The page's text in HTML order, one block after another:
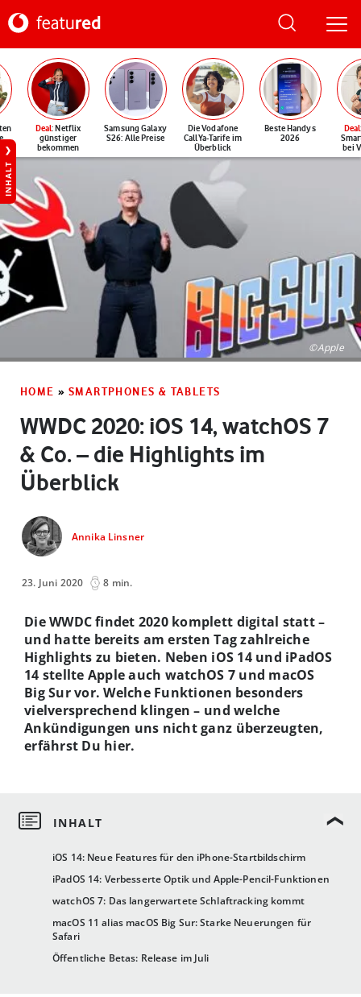
Deal: Netflix
günstiger
bekommen
Samsung Galaxy
S26: Alle Preise
Die Vodafone
CallYa-Tarife im
Überblick
Beste Handys
2026
Deal
bei
INHALT
©Apple
HOME » SMARTPHONES & TABLETS
WWDC 2020: iOS 14, watchOS 7
& Co. – die Highlights im
Überblick
Annika Linsner
23. Juni 2020 8 min.
iOS 14: Neue Features für den iPhone-Startbildschirm
iPadOS 14: Verbesserte Optik und Apple-Pencil-Funktionen
watchOS 7: Das langerwartete Schlaftracking kommt
macOS 11 alias macOS Big Sur: Starke Neuerungen für
Safari
Öffentliche Betas: Release im Juli
Die WWDC findet 2020 komplett digital statt –
und hatte bereits am ersten Tag zahlreiche
Highlights zu bieten. Neben iOS 14 und iPadOS
14 stellte Apple auch watchOS 7 und macOS
Big Sur vor. Welche Funktionen besonders
vielversprechend klingen – und welche
Ankündigungen uns nicht ganz überzeugten,
erfährst Du hier.